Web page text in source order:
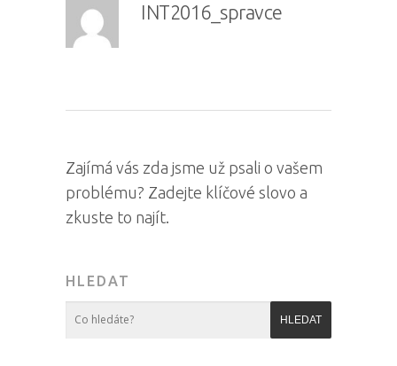
INT2016_spravce
Zajímá vás zda jsme už psali o vašem
problému? Zadejte klíčové slovo a
zkuste to najít.
HLEDAT